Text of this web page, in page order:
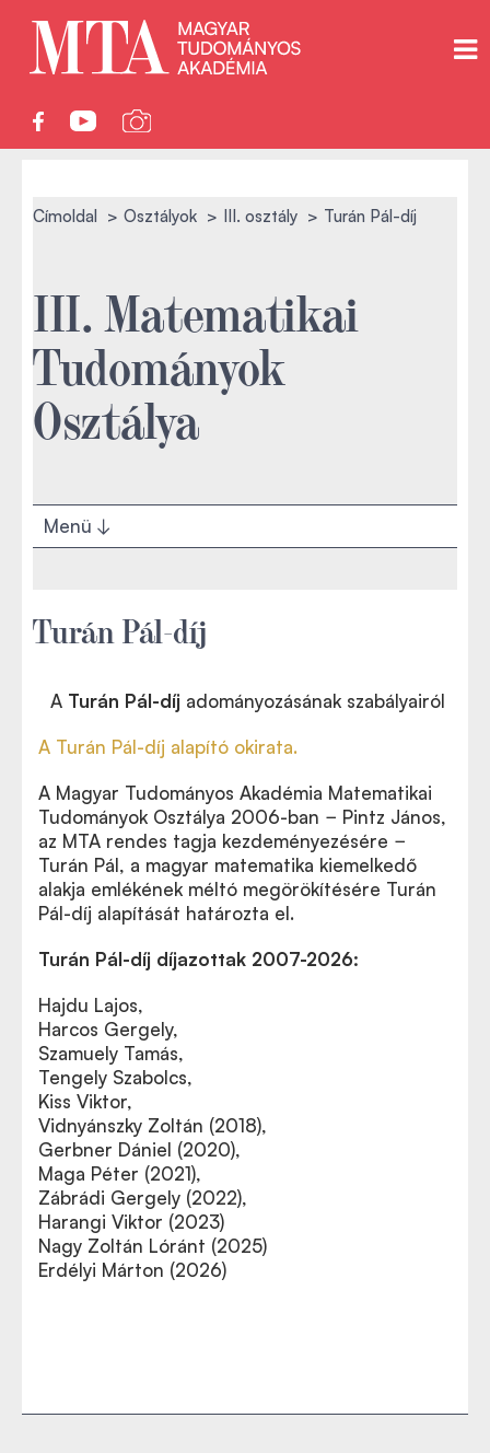
Címoldal Osztályok III. osztály Turán Pál-díj
III. Matematikai
Tudományok
Osztálya
Menü
Turán Pál-díj
A Turán Pál-díj adományozásának szabályairól
A Turán Pál-díj alapító okirata.
A Magyar Tudományos Akadémia Matematikai
Tudományok Osztálya 2006-ban − Pintz János,
az MTA rendes tagja kezdeményezésére −
Turán Pál, a magyar matematika kiemelkedő
alakja emlékének méltó megörökítésére Turán
Pál-díj alapítását határozta el.
Turán Pál-díj díjazottak 2007-2026:
Hajdu Lajos,
Harcos Gergely,
Szamuely Tamás,
Tengely Szabolcs,
Kiss Viktor,
Vidnyánszky Zoltán (2018),
Gerbner Dániel (2020),
Maga Péter (2021),
Zábrádi Gergely (2022),
Harangi Viktor (2023)
Nagy Zoltán Lóránt (2025)
Erdélyi Márton (2026)